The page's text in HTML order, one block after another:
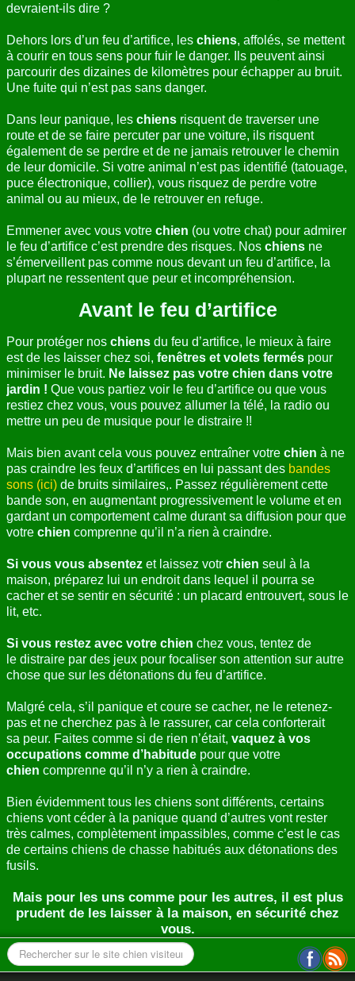
devraient-ils dire ?
Dehors lors d’un feu d’artifice, les chiens, affolés, se mettent
à courir en tous sens pour fuir le danger. Ils peuvent ainsi
parcourir des dizaines de kilomètres pour échapper au bruit.
Une fuite qui n’est pas sans danger.
Dans leur panique, les chiens risquent de traverser une
route et de se faire percuter par une voiture, ils risquent
également de se perdre et de ne jamais retrouver le chemin
de leur domicile. Si votre animal n’est pas identifié (tatouage,
puce électronique, collier), vous risquez de perdre votre
animal ou au mieux, de le retrouver en refuge.
Emmener avec vous votre chien (ou votre chat) pour admirer
le feu d’artifice c’est prendre des risques. Nos chiens ne
s’émerveillent pas comme nous devant un feu d’artifice, la
plupart ne ressentent que peur et incompréhension.
Avant le feu d’artifice
Pour protéger nos chiens du feu d’artifice, le mieux à faire
est de les laisser chez soi, fenêtres et volets fermés pour
minimiser le bruit. Ne laissez pas votre chien dans votre
jardin ! Que vous partiez voir le feu d’artifice ou que vous
restiez chez vous, vous pouvez allumer la télé, la radio ou
mettre un peu de musique pour le distraire !!
Mais bien avant cela vous pouvez entraîner votre chien à ne
pas craindre les feux d’artifices en lui passant des bandes
sons (ici) de bruits similaires,. Passez régulièrement cette
bande son, en augmentant progressivement le volume et en
gardant un comportement calme durant sa diffusion pour que
votre chien comprenne qu’il n’a rien à craindre.
Si vous vous absentez et laissez votr chien seul à la
maison, préparez lui un endroit dans lequel il pourra se
cacher et se sentir en sécurité : un placard entrouvert, sous le
lit, etc.
Si vous restez avec votre chien chez vous, tentez de
le distraire par des jeux pour focaliser son attention sur autre
chose que sur les détonations du feu d’artifice.
Malgré cela, s’il panique et coure se cacher, ne le retenez-
pas et ne cherchez pas à le rassurer, car cela conforterait
sa peur. Faites comme si de rien n’était, vaquez à vos
occupations comme d’habitude pour que votre
chien comprenne qu’il n’y a rien à craindre.
Bien évidemment tous les chiens sont différents, certains
chiens vont céder à la panique quand d’autres vont rester
très calmes, complètement impassibles, comme c’est le cas
de certains chiens de chasse habitués aux détonations des
fusils.
Mais pour les uns comme pour les autres, il est plus
prudent de les laisser à la maison, en sécurité chez
vous.